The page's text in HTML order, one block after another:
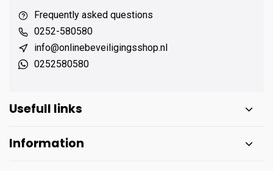
Frequently asked questions
0252-580580
info@onlinebeveiligingsshop.nl
0252580580
Usefull links
Information